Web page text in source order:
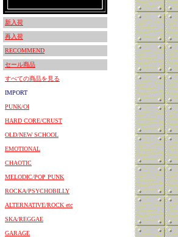
新入荷
再入荷
RECOMMEND
セール商品
すべての商品を見る
IMPORT
PUNK/OI
HARD CORE/CRUST
OLD/NEW SCHOOL
EMOTIONAL
CHAOTIC
MELODIC/POP PUNK
ROCKA/PSYCHOBILLY
ALTERNATIVE/ROCK etc
SKA/REGGAE
GARAGE